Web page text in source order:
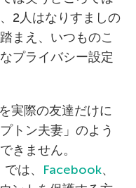
2人はなりすましの
まえ、いつものこ
プライバシー設定
実際の友達だけに
トン夫妻」のよう
きません。
は、 Facebook、